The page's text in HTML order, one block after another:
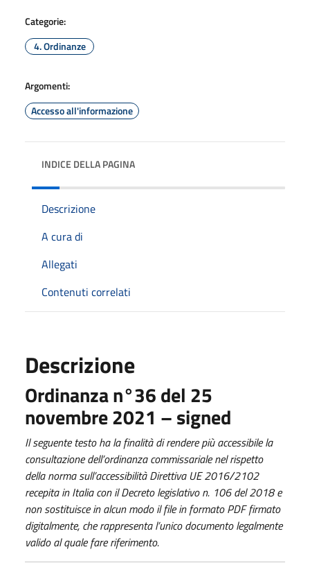
Categorie:
4. Ordinanze
Argomenti:
Accesso all'informazione
INDICE DELLA PAGINA
Descrizione
A cura di
Allegati
Contenuti correlati
Descrizione
Ordinanza n°36 del 25
novembre 2021 – signed
Il seguente testo ha la finalità di rendere più accessibile la
consultazione dell’ordinanza commissariale nel rispetto
della norma sull’accessibilità Direttiva UE 2016/2102
recepita in Italia con il Decreto legislativo n. 106 del 2018 e
non sostituisce in alcun modo il file in formato PDF firmato
digitalmente, che rappresenta l’unico documento legalmente
valido al quale fare riferimento.